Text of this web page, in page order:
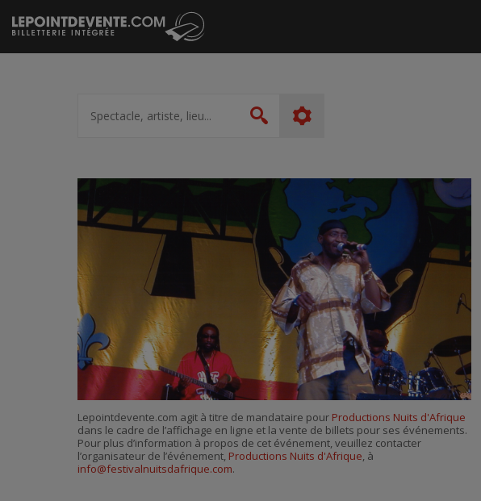
Passer
au
contenu
artiste,
lieu...
Rechercher
Lepointdevente.com agit à titre de mandataire pour Productions Nuits d'Afrique
dans le cadre de l’affichage en ligne et la vente de billets pour ses événements.
Pour plus d’information à propos de cet événement, veuillez contacter
l’organisateur de l’événement, Productions Nuits d'Afrique, à
info@festivalnuitsdafrique.com.